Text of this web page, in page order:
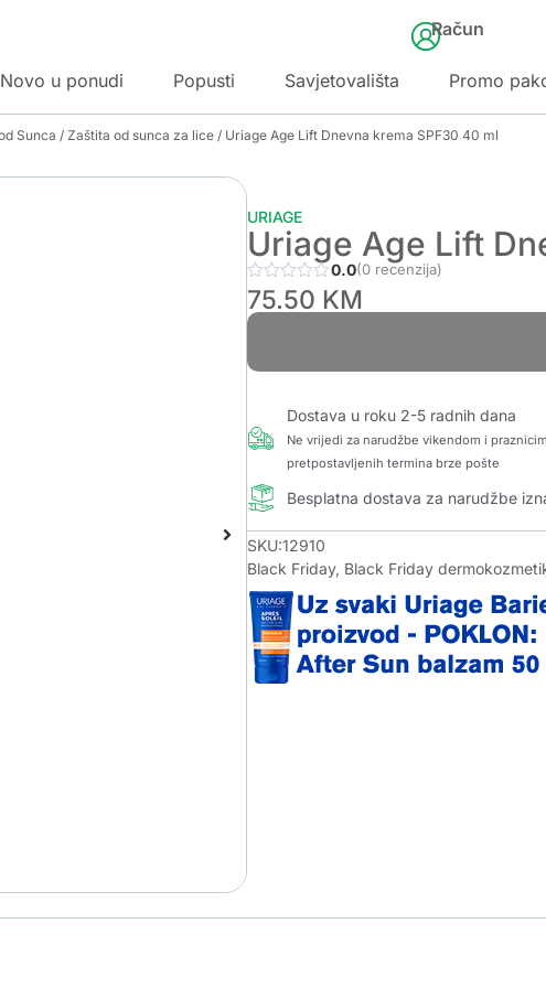
Račun
Novo u ponudi Popusti Savjetovališta Promo
Sunca / Zaštita od sunca za lice / Uriage Age Lift Dnevna krema SPF30 40 ml
URIAGE
Uriage Age Lift
0.0(0 recenzija)
75.50 KM
Dostava u roku 2-5 radnih dana
Ne vrijedi za narudžbe vikendom i
pretpostavljenih termina brze pošte
Besplatna dostava za narudžbe
SKU:12910
Black Friday, Black Friday